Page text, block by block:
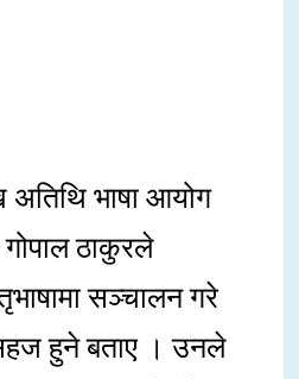
भाषा आयोग
ठाकुरले
सञ्चालन गरे
हुने बताए । उनले